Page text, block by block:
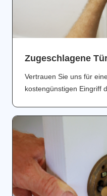
Zugeschlagene
Vertrauen Sie uns für
kostengünstigen Eingriff